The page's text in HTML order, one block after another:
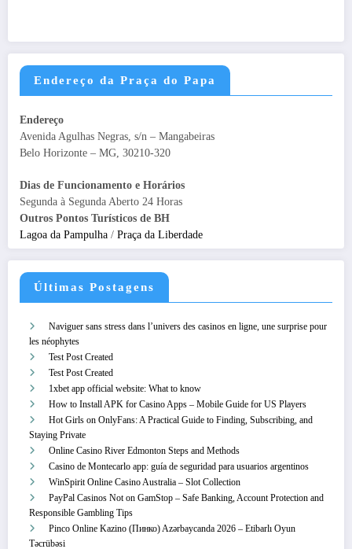
Endereço da Praça do Papa
Endereço
Avenida Agulhas Negras, s/n – Mangabeiras
Belo Horizonte – MG, 30210-320
Dias de Funcionamento e Horários
Segunda à Segunda Aberto 24 Horas
Outros Pontos Turísticos de BH
Lagoa da Pampulha / Praça da Liberdade
Últimas Postagens
Naviguer sans stress dans l’univers des casinos en ligne, une surprise pour
les néophytes
Test Post Created
Test Post Created
1xbet app official website: What to know
How to Install APK for Casino Apps – Mobile Guide for US Players
Hot Girls on OnlyFans: A Practical Guide to Finding, Subscribing, and
Staying Private
Online Casino River Edmonton Steps and Methods
Casino de Montecarlo app: guía de seguridad para usuarios argentinos
WinSpirit Online Casino Australia – Slot Collection
PayPal Casinos Not on GamStop – Safe Banking, Account Protection and
Responsible Gambling Tips
Pinco Online Kazino (Пинко) Azərbaycanda 2026 – Etibarlı Oyun
Təcrübəsi